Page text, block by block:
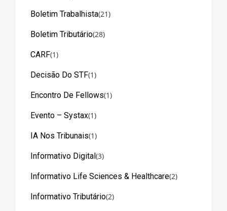
Boletim Trabalhista(21)
Boletim Tributário(28)
CARF(1)
Decisão Do STF(1)
Encontro De Fellows(1)
Evento – Systax(1)
IA Nos Tribunais(1)
Informativo Digital(3)
Informativo Life Sciences & Healthcare(2)
Informativo Tributário(2)